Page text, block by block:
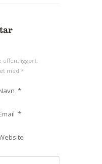
offentliggort.
med *
*
*